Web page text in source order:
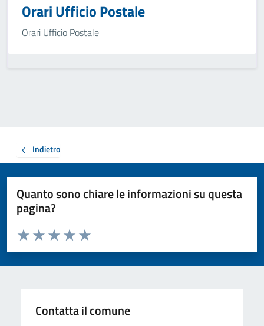
Orari Ufficio Postale
Orari Ufficio Postale
Indietro
Quanto sono chiare le informazioni su questa
pagina?
Valuta da 1 a 5 stelle la pagina
Valuta 5 stelle su 5
Valuta 4 stelle su 5
Valuta 3 stelle su 5
Valuta 2 stelle su 5
Valuta 1 stelle su 5
Contatta il comune